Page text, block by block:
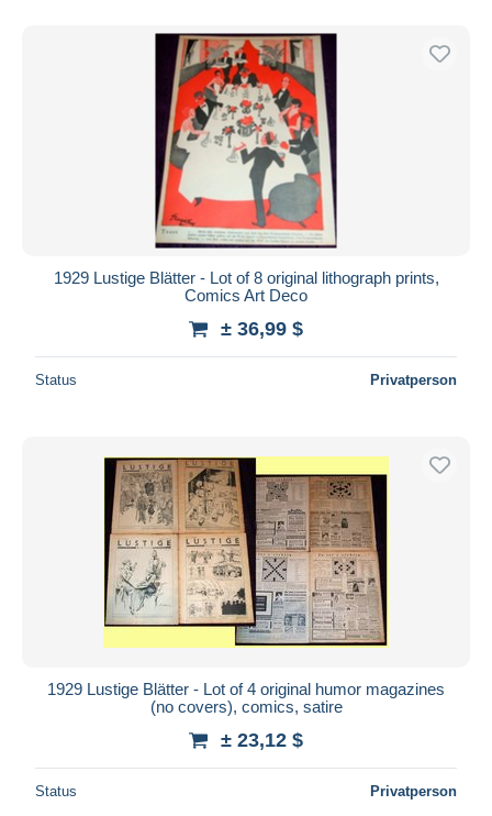
1929 Lustige Blätter - Lot of 8 original lithograph prints,
Comics Art Deco
± 36,99 $
Status Privatperson
1929 Lustige Blätter - Lot of 4 original humor magazines
(no covers), comics, satire
± 23,12 $
Status Privatperson